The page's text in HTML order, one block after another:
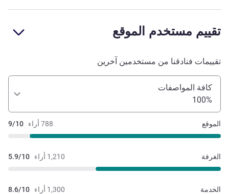
تقييم مستخدم الموقع
تقييمات فنادقنا من مستخدمين آخرين
كافة المواصفات
100%
788 أراء 9/10 الموقع
1,210 أراء 5.9/10 الغرفة
1,300 أراء 8.6/10 الخدمة